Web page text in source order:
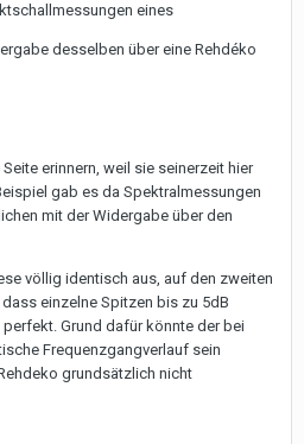
eines
desselben über eine Rehdéko
erinnern, weil sie seinerzeit hier
gab es da Spektralmessungen
mit der Widergabe über den
völlig identisch aus, auf den zweiten
einzelne Spitzen bis zu 5dB
Grund dafür könnte der bei
Frequenzgangverlauf sein
grundsätzlich nicht